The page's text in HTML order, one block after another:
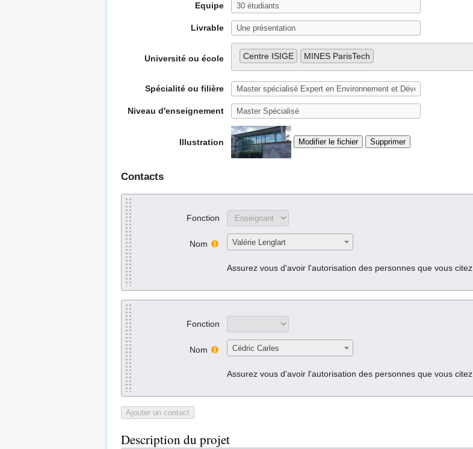
Equipe
Livrable
Université ou école Centre ISIGE MINES ParisTech
Spécialité ou filière
Niveau d'enseignement
Illustration
Contacts
Fonction
Nom Valérie Lenglart
Assurez vous d'avoir l'autorisation des personnes que vous citez
Fonction
Nom Cédric Carles
Assurez vous d'avoir l'autorisation des personnes que vous citez
Description du projet